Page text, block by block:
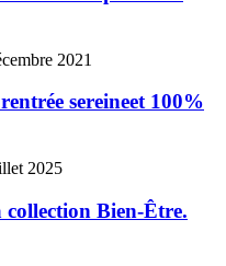
2021
sereineet 100%
2025
Bien-Être.